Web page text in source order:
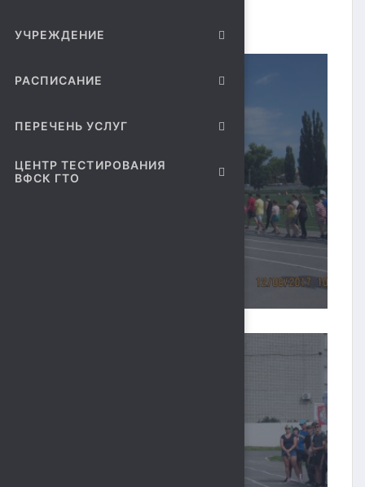
УЧРЕЖДЕНИЕ
РАСПИСАНИЕ
ПЕРЕЧЕНЬ УСЛУГ
ЦЕНТР ТЕСТИРОВАНИЯ
ВФСК ГТО